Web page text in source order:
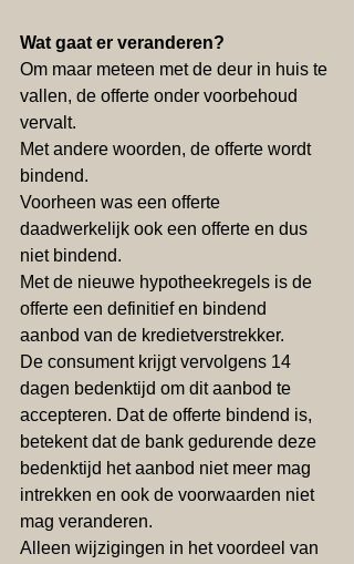
Wat gaat er veranderen?
Om maar meteen met de deur in huis te
vallen, de offerte onder voorbehoud
vervalt.
Met andere woorden, de offerte wordt
bindend.
Voorheen was een offerte
daadwerkelijk ook een offerte en dus
niet bindend.
Met de nieuwe hypotheekregels is de
offerte een definitief en bindend
aanbod van de kredietverstrekker.
De consument krijgt vervolgens 14
dagen bedenktijd om dit aanbod te
accepteren. Dat de offerte bindend is,
betekent dat de bank gedurende deze
bedenktijd het aanbod niet meer mag
intrekken en ook de voorwaarden niet
mag veranderen.
Alleen wijzigingen in het voordeel van